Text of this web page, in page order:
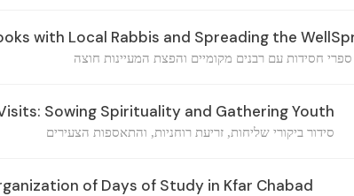
with Local Rabbis and Spreading the
חסידות עם רבנים מקומיים והפצת המעיינות חוצה
Sowing Spirituality and Gathering Youth
סידור ביקורי שליחות, זריעת רוחניות, והתאספות הצעירים
of Days of Study in Kfar Chabad